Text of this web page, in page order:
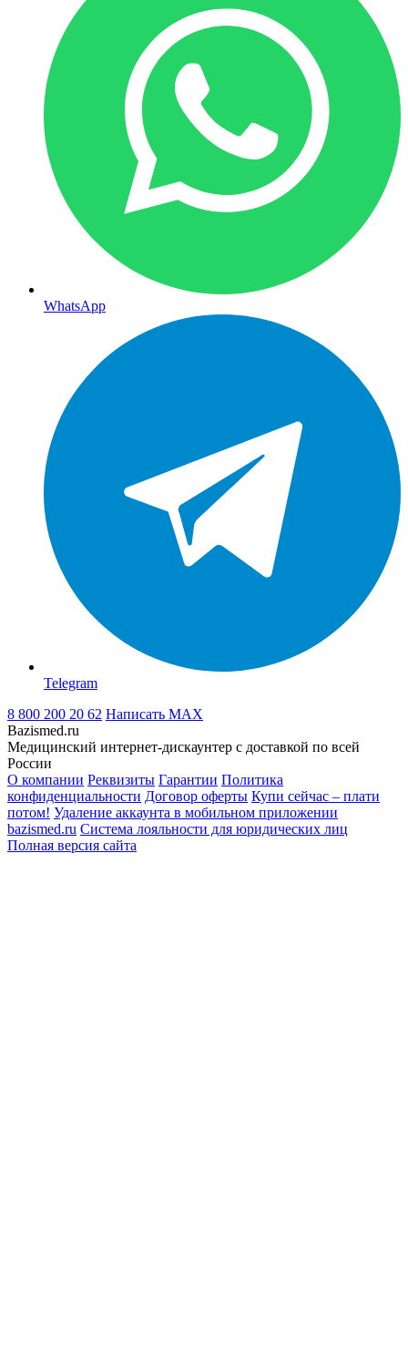
WhatsApp
Telegram
8 800 200 20 62 Написать MAX
Bazismed.ru
Медицинский интернет-дискаунтер с доставкой по всей
России
О компании Реквизиты Гарантии Политика
конфиденциальности Договор оферты Купи сейчас – плати
потом! Удаление аккаунта в мобильном приложении
bazismed.ru Система лояльности для юридических лиц
Полная версия сайта